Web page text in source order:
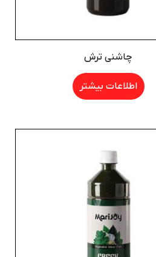
چاشنی ترش
اطلاعات بیشتر